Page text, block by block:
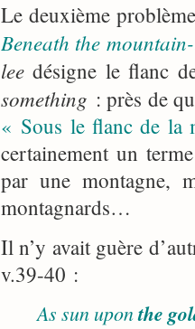
Le deuxième
Beneath the
lee désigne le flanc
something : près de
« Sous le flanc de la
certainement un
par une montagne,
montagnards…
Il n’y avait guère
v.39-40 :
As sun uponthe